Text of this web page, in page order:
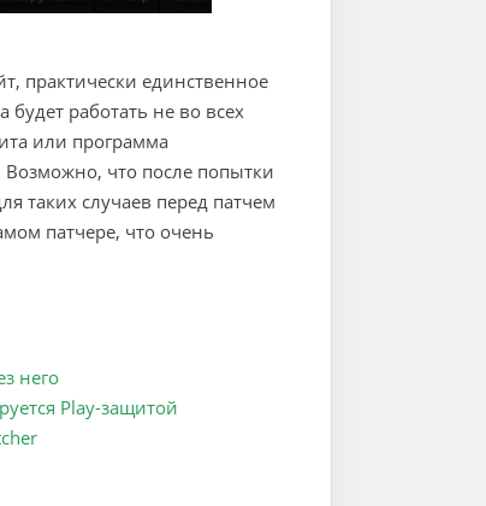
практически единственное
будет работать не во всех
или программа
Возможно, что после попытки
таких случаев перед патчем
патчере, что очень
него
Play-защитой